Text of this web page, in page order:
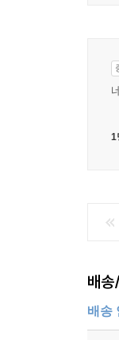
1
배
배송